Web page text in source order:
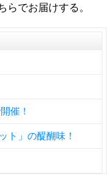
でお届けする。
催！
ト」の醍醐味！